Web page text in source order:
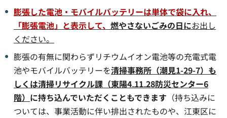
膨張した電池・モバイルバッテリーは単体で袋に入れ、
「膨張電池」と表示して、 燃やさないごみの日にお出し
ください。
膨張の有無に関わらずリチウムイオン電池等の充電式電
池やモバイルバッテリーを清掃事務所（潮見1-29-7）も
しくは清掃リサイクル課（東陽4₋11₋28防災センター6
階） に持ち込んでいただくこともできます （持ち込みに
ついては、事業活動に伴い排出されたものや、江東区に